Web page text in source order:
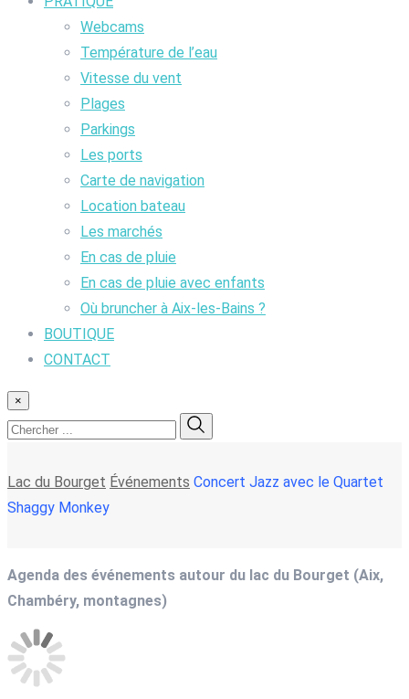
Webcams
Température de l’eau
Vitesse du vent
Plages
Parkings
Les ports
Carte de navigation
Location bateau
Les marchés
En cas de pluie
En cas de pluie avec enfants
Où bruncher à Aix-les-Bains ?
BOUTIQUE
CONTACT
×
Lac du Bourget Événements Concert Jazz avec le Quartet
Shaggy Monkey
Agenda des événements autour du lac du Bourget (Aix,
Chambéry, montagnes)